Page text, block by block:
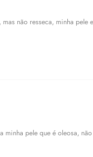
não resseca, minha pele
minha pele que é oleosa,